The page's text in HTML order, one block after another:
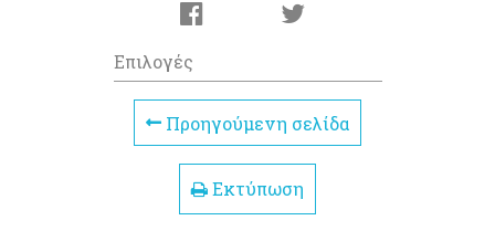
Επιλογές
Προηγούμενη σελίδα
Εκτύπωση